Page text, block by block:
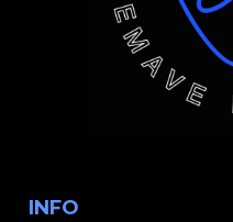
INFO